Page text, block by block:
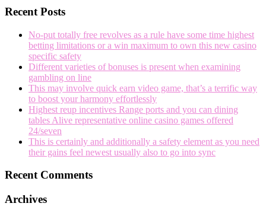
Recent Posts
No-put totally free revolves as a rule have some time highest
betting limitations or a win maximum to own this new casino
specific safety
Different varieties of bonuses is present when examining
gambling on line
This may involve quick earn video game, that’s a terrific way
to boost your harmony effortlessly
Highest reup incentives Range ports and you can dining
tables Alive representative online casino games offered
24/seven
This is certainly and additionally a safety element as you need
their gains feel newest usually also to go into sync
Recent Comments
Archives